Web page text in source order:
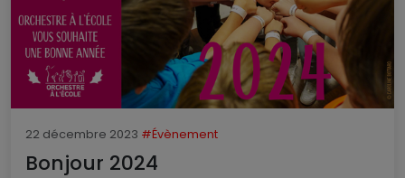
22 décembre 2023 #Évènement
Bonjour 2024